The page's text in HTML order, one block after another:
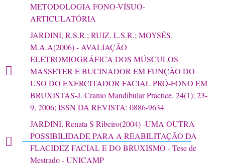
METODOLOGIA FONO-VÍSUO-
ARTICULATÓRIA
JARDINI, R.S.R.; RUIZ. L.S.R.; MOYSÉS.
M.A.A(2006) - AVALIAÇÃO
ELETROMIOGRÁFICA DOS MÚSCULOS
MASSETER E BUCINADOR EM FUNÇÃO DO
USO DO EXERCITADOR FACIAL PRÓ-FONO EM
BRUXISTAS-J. Cranio Mandibular Practice, 24(1); 23-
9, 2006; ISSN DA REVISTA: 0886-9634
JARDINI, Renata S Ribeiro(2004) -UMA OUTRA
POSSIBILIDADE PARA A REABILITAÇÃO DA
FLACIDEZ FACIAL E DO BRUXISMO - Tese de
Mestrado - UNICAMP